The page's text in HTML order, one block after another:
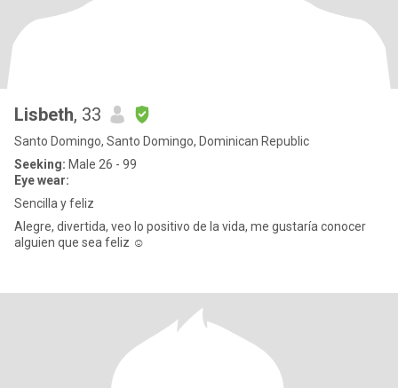
Lisbeth, 33
Santo Domingo, Santo Domingo, Dominican Republic
Seeking: Male 26 - 99
Eye wear:
Sencilla y feliz
Alegre, divertida, veo lo positivo de la vida, me gustaría conocer
alguien que sea feliz ☺️